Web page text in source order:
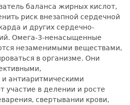
баланса жирных кислот,
риск внезапной сердечной
и других сердечно-
Омега-3-ненасыщенные
незаменимыми веществами,
в организме. Они
антиаритмическими
участие в делении и росте
свертывании крови,